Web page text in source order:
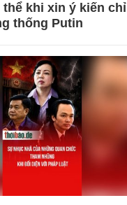
thể khi xin ý kiến chỉ
thống Putin